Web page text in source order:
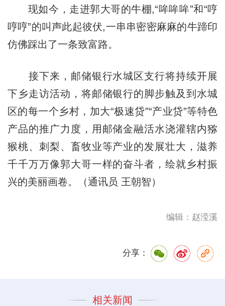
现如今，走进郭大哥的牛棚,“哞哞哞”和“哼
哼哼”的叫声此起彼伏,一串串密密麻麻的牛蹄印
仿佛踩出了一条致富路。
接下来，邮储银行水城区支行将持续开展
下乡走访活动，将邮储银行的脚步触及到水城
区的每一个乡村，加大“极速贷”“产业贷”等特色
产品的推广力度，用邮储金融活水浇灌辖内猕
猴桃、刺梨、畜牧业等产业的发展壮大，滋养
千千万万像郭大哥一样的奋斗者，绘就乡村振
兴的美丽画卷。（通讯员 王朝智）
编辑：赵滢溪
分享：
相关新闻